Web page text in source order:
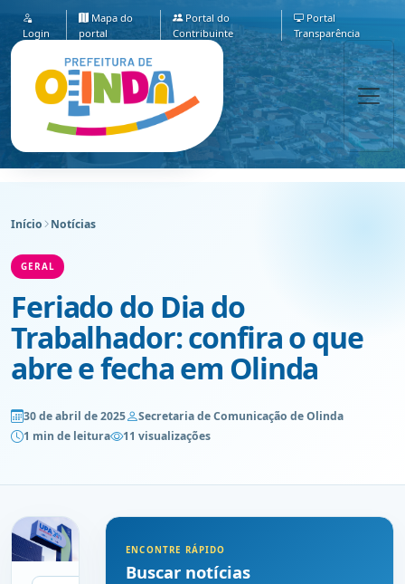
Login
Mapa do
portal
Portal do
Contribuinte
Portal
Transparência
Início Notícias
GERAL
Feriado do Dia do
Trabalhador: confira o que
abre e fecha em Olinda
30 de abril de 2025
Secretaria de Comunicação de Olinda
1 min de leitura
11 visualizações
ENCONTRE RÁPIDO
Buscar notícias